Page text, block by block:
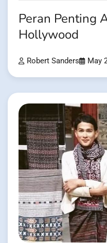
Peran Penting
Hollywood
Robert Sanders May